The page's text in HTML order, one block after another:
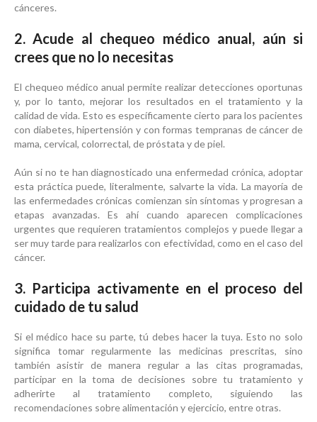
cánceres.
2. Acude al chequeo médico anual, aún si
crees que no lo necesitas
El chequeo médico anual permite realizar detecciones oportunas
y, por lo tanto, mejorar los resultados en el tratamiento y la
calidad de vida. Esto es específicamente cierto para los pacientes
con diabetes, hipertensión y con formas tempranas de cáncer de
mama, cervical, colorrectal, de próstata y de piel.
Aún si no te han diagnosticado una enfermedad crónica, adoptar
esta práctica puede, literalmente, salvarte la vida. La mayoría de
las enfermedades crónicas comienzan sin síntomas y progresan a
etapas avanzadas. Es ahí cuando aparecen complicaciones
urgentes que requieren tratamientos complejos y puede llegar a
ser muy tarde para realizarlos con efectividad, como en el caso del
cáncer.
3. Participa activamente en el proceso del
cuidado de tu salud
Si el médico hace su parte, tú debes hacer la tuya. Esto no solo
significa tomar regularmente las medicinas prescritas, sino
también asistir de manera regular a las citas programadas,
participar en la toma de decisiones sobre tu tratamiento y
adherirte al tratamiento completo, siguiendo las
recomendaciones sobre alimentación y ejercicio, entre otras.